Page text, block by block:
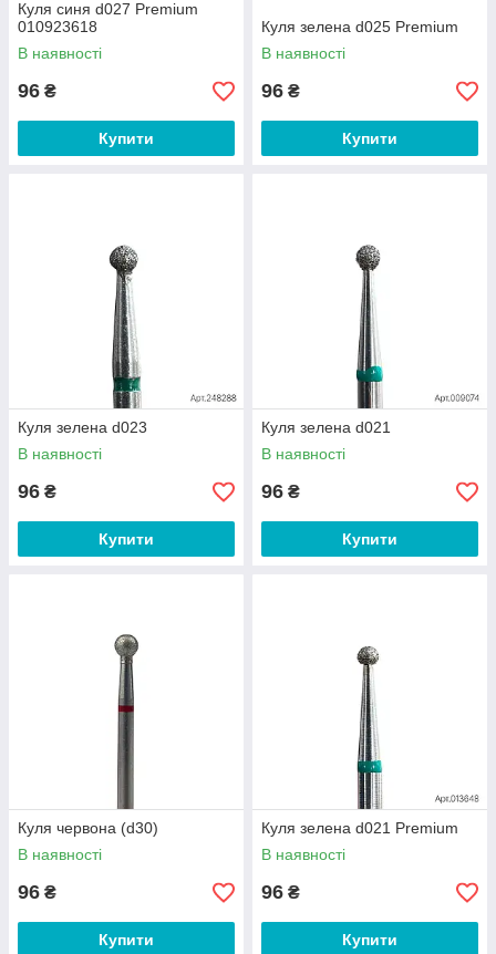
Куля синя d027 Premium
010923618
В наявності
96 ₴
Купити
Куля зелена d025 Premium
В наявності
96 ₴
Купити
Куля зелена d023
В наявності
96 ₴
Купити
Куля зелена d021
В наявності
96 ₴
Купити
Куля червона (d30)
В наявності
96 ₴
Купити
Куля зелена d021 Premium
В наявності
96 ₴
Купити